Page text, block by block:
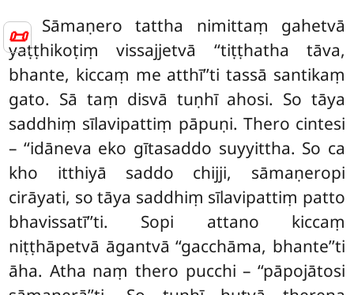
📜
Sāmaṇero tattha nimittaṃ gahetvā
yaṭṭhikoṭiṃ vissajjetvā ‘‘tiṭṭhatha tāva,
bhante, kiccaṃ me atthī’’ti tassā santikaṃ
gato. Sā taṃ disvā tuṇhī ahosi. So tāya
saddhiṃ sīlavipattiṃ pāpuṇi. Thero cintesi
– ‘‘idāneva eko gītasaddo suyyittha. So ca
kho itthiyā saddo chijji, sāmaṇeropi
cirāyati, so tāya saddhiṃ sīlavipattiṃ patto
bhavissatī’’ti. Sopi attano kiccaṃ
niṭṭhāpetvā āgantvā ‘‘gacchāma, bhante’’ti
āha. Atha naṃ thero pucchi – ‘‘pāpojātosi